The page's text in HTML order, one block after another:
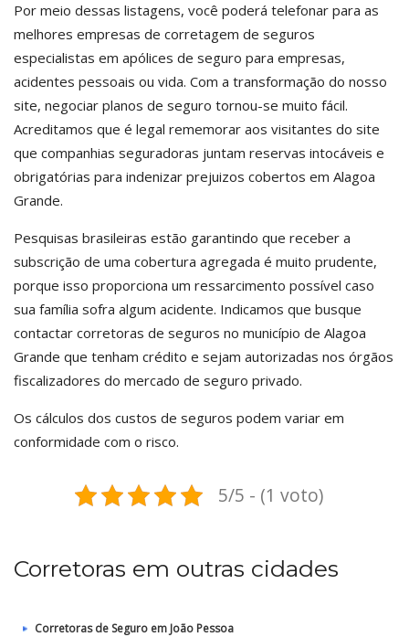
Por meio dessas listagens, você poderá telefonar para as
melhores empresas de corretagem de seguros
especialistas em apólices de seguro para empresas,
acidentes pessoais ou vida. Com a transformação do nosso
site, negociar planos de seguro tornou-se muito fácil.
Acreditamos que é legal rememorar aos visitantes do site
que companhias seguradoras juntam reservas intocáveis e
obrigatórias para indenizar prejuizos cobertos em Alagoa
Grande.
Pesquisas brasileiras estão garantindo que receber a
subscrição de uma cobertura agregada é muito prudente,
porque isso proporciona um ressarcimento possível caso
sua família sofra algum acidente. Indicamos que busque
contactar corretoras de seguros no município de Alagoa
Grande que tenham crédito e sejam autorizadas nos órgãos
fiscalizadores do mercado de seguro privado.
Os cálculos dos custos de seguros podem variar em
conformidade com o risco.
5/5 - (1 voto)
Corretoras em outras cidades
Corretoras de Seguro em João Pessoa